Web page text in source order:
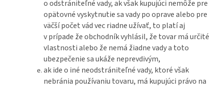
o odstrániteľné vady, ak však kupujúci nemôže pre
opätovné vyskytnutie sa vady po oprave alebo pre
väčší počet vád vec riadne užívať, to platí aj
v prípade že obchodník vyhlásil, že tovar má určité
vlastnosti alebo že nemá žiadne vady a toto
ubezpečenie sa ukáže neprevdivým,
ak ide o iné neodstrániteľné vady, ktoré však
nebránia používaniu tovaru, má kupujúci právo na